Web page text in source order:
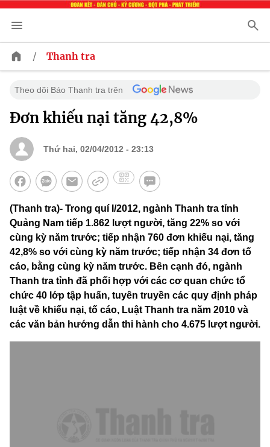
/ Thanh tra
Theo dõi Báo Thanh tra trên
Đơn khiếu nại tăng 42,8%
Thứ hai, 02/04/2012 - 23:13
(Thanh tra)- Trong quí I/2012, ngành Thanh tra tỉnh
Quảng Nam tiếp 1.862 lượt người, tăng 22% so với
cùng kỳ năm trước; tiếp nhận 760 đơn khiếu nại, tăng
42,8% so với cùng kỳ năm trước; tiếp nhận 34 đơn tố
cáo, bằng cùng kỳ năm trước. Bên cạnh đó, ngành
Thanh tra tỉnh đã phối hợp với các cơ quan chức tổ
chức 40 lớp tập huấn, tuyên truyền các quy định pháp
luật về khiếu nại, tố cáo, Luật Thanh tra năm 2010 và
các văn bản hướng dẫn thi hành cho 4.675 lượt người.